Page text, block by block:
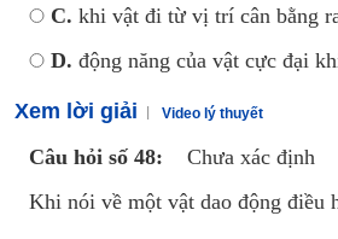
C. khi vật đi từ vị trí cân bằng
D. động năng của vật cực đại
Xem lời giải Video lý thuyết
Câu hỏi số 48:
Chưa xác định
Khi nói về một vật dao động điều